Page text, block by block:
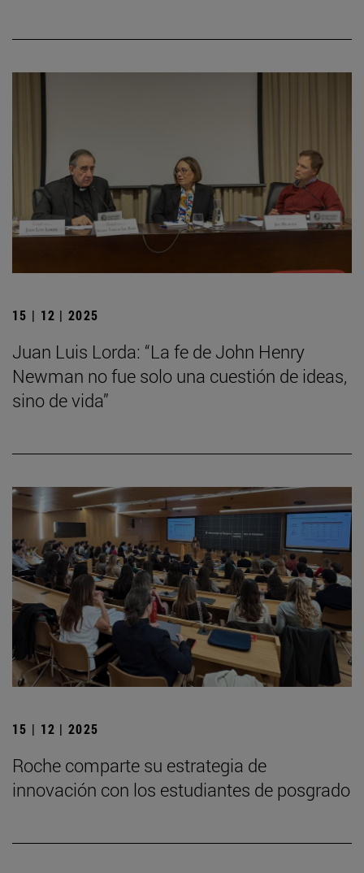
15 | 12 | 2025
Juan Luis Lorda: “La fe de John Henry
Newman no fue solo una cuestión de ideas,
sino de vida”
15 | 12 | 2025
Roche comparte su estrategia de
innovación con los estudiantes de posgrado